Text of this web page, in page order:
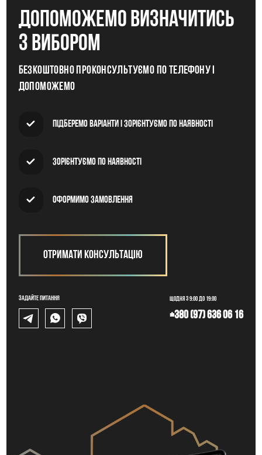
допоможемо визначитись
з вибором
Безкоштовно проконсультуємо по телефону і
допоможемо
Підберемо варіанти і зорієнтуємо по наявності
Зорієнтуємо по наявності
Оформимо замовлення
Отримати консультацію
Задайте питання Щодня з 9:00 до 19:00
+380 (97) 636 06 16